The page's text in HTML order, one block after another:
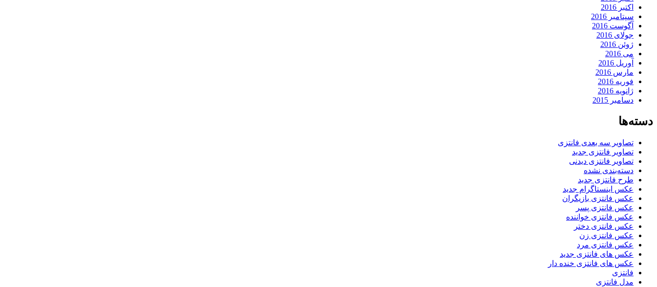
اکتبر 2016
سپتامبر 2016
آگوست 2016
جولای 2016
ژوئن 2016
می 2016
آوریل 2016
مارس 2016
فوریه 2016
ژانویه 2016
دسامبر 2015
دسته‌ها
تصاویر سه بعدی فانتزی
تصاویر فانتزی جدید
تصاویر فانتزی دیدنی
دسته‌بندی نشده
طرح فانتزی جدید
عکس اینستاگرام جدید
عکس فانتزی بازیگران
عکس فانتزی پسر
عکس فانتزی خواننده
عکس فانتزی دختر
عکس فانتزی زن
عکس فانتزی مرد
عکس های فانتزی جدید
عکس های فانتزی خنده دار
فانتزی
مدل فانتزی